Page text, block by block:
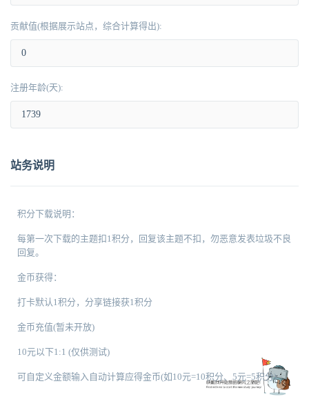
贡献值(根据展示站点，综合计算得出):
注册年龄(天):
站务说明
积分下载说明：
每第一次下载的主题扣1积分，回复该主题不扣，勿恶意发表垃圾不良
回复。
金币获得：
打卡默认1积分，分享链接获1积分
金币充值(暂未开放)
10元以下1:1 (仅供测试)
可自定义金额输入自动计算应得金币(如10元=10积分、5元=5积分)